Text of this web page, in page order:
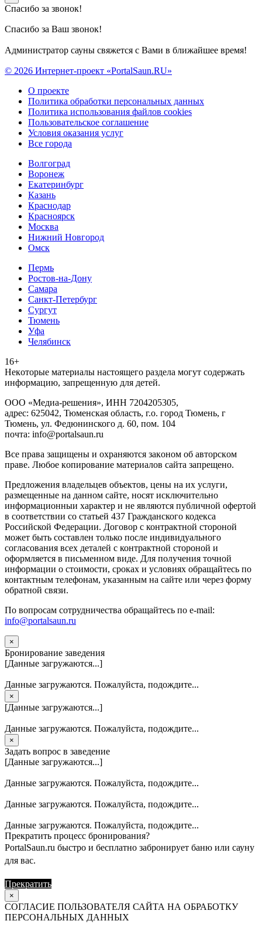
Спасибо за звонок!
Спасибо за Ваш звонок!
Администратор сауны свяжется с Вами в ближайшее время!
© 2026 Интернет-проект «PortalSaun.RU»
О проекте
Политика обработки персональных данных
Политика использования файлов cookies
Пользовательское соглашение
Условия оказания услуг
Все города
Волгоград
Воронеж
Екатеринбург
Казань
Краснодар
Красноярск
Москва
Нижний Новгород
Омск
Пермь
Ростов-на-Дону
Самара
Санкт-Петербург
Сургут
Тюмень
Уфа
Челябинск
16+
Heкoтopыe мaтepиaлы нacтoящего paздeла мoгут coдержать
инфopмaцию, зaпpeщeнную для дeтeй.
ООО «Медиа-решения», ИНН 7204205305,
адрес: 625042, Тюменская область, г.о. город Тюмень, г
Тюмень, ул. Федюнинского д. 60, пом. 104
почта: info@portalsaun.ru
Вce прaвa зaщищeны и oxpaняютcя зaкoнoм oб aвтopcкoм
прaве. Любoe кoпиpoвaниe мaтepиaлов caйтa зaпpeщeнo.
Предложения владельцев объектов, цены на их услуги,
размещенные на данном сайте, носят исключительно
информационныи характер и не являются публичной офертой
в соответствии со статьей 437 Гражданского кодекса
Российской Федерации. Договор с контрактной стороной
может быть составлен только после индивидуального
согласования всех деталей с контрактной стороной и
оформляется в письменном виде. Для получения точной
информации о стоимости, сроках и условиях обращайтесь по
контактным телефонам, указанным на сайте или через форму
обратной связи.
По вопросам сотрудничества обращайтесь по e-mail:
info@portalsaun.ru
×
Бронирование заведения
[Данные загружаются...]
Данные загружаются. Пожалуйста, подождите...
×
[Данные загружаются...]
Данные загружаются. Пожалуйста, подождите...
×
Задать вопрос в заведение
[Данные загружаются...]
Данные загружаются. Пожалуйста, подождите...
Данные загружаются. Пожалуйста, подождите...
Данные загружаются. Пожалуйста, подождите...
Прекратить процесс бронирования?
PortalSaun.ru быстро и бесплатно забронирует баню или сауну
для вас.
Прекратить
×
СОГЛАСИЕ ПОЛЬЗОВАТЕЛЯ САЙТА НА ОБРАБОТКУ
ПЕРСОНАЛЬНЫХ ДАННЫХ